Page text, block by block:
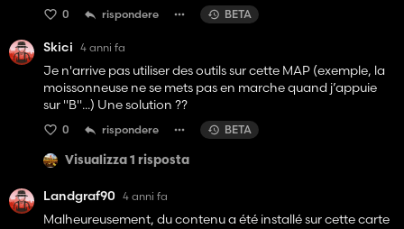
0 rispondere BETA
Skici 4 anni fa
Je n'arrive pas utiliser des outils sur cette MAP (exemple, la
moissonneuse ne se mets pas en marche quand j’appuie
sur "B"...) Une solution ??
0 rispondere BETA
Visualizza 1 risposta
Landgraf90 4 anni fa
Malheureusement, du contenu a été installé sur cette carte